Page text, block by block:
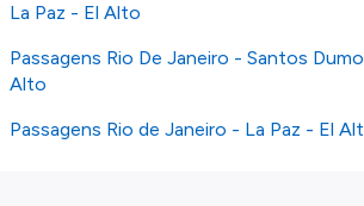
La Paz - El Alto
Passagens Rio De Janeiro - Santos
Alto
Passagens Rio de Janeiro - La Paz - El